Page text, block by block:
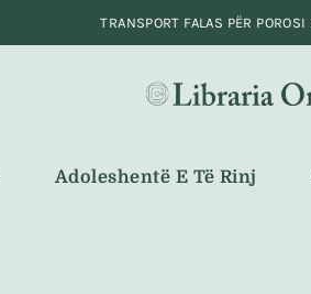
Adoleshentë E Të Rinj